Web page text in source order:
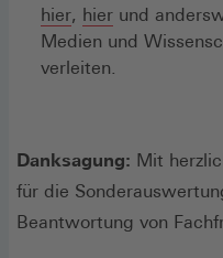
hier(Öffnet
in
einem
, hier(Öffnet
in
und
Medien und
verleiten.
Danksagung: Mit
für die
Beantwortung von